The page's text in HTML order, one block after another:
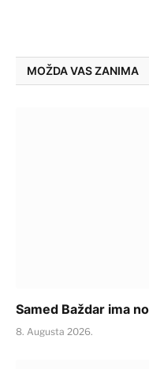
MOŽDA VAS ZANIMA
Samed Baždar ima
8. Augusta 2026.